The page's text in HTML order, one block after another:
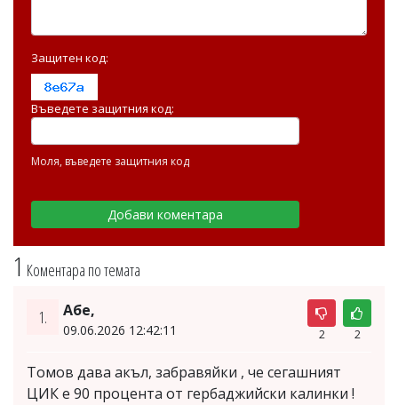
1 Коментара по темата
1. Абе,
09.06.2026 12:42:11 2 2
Томов дава акъл, забравяйки , че сегашният
ЦИК е 90 процента от гербаджийски калинки !
Защитен код:
Въведете защитния код:
Моля, въведете защитния код